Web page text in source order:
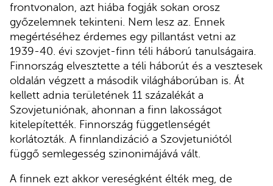
frontvonalon, azt hiába fogják sokan orosz
győzelemnek tekinteni. Nem lesz az. Ennek
megértéséhez érdemes egy pillantást vetni az
1939-40. évi szovjet-finn téli háború tanulságaira.
Finnország elvesztette a téli háborút és a vesztesek
oldalán végzett a második világháborúban is. Át
kellett adnia területének 11 százalékát a
Szovjetuniónak, ahonnan a finn lakosságot
kitelepítették. Finnország függetlenségét
korlátozták. A finnlandizáció a Szovjetuniótól
függő semlegesség szinonimájává vált.
A finnek ezt akkor vereségként élték meg, de